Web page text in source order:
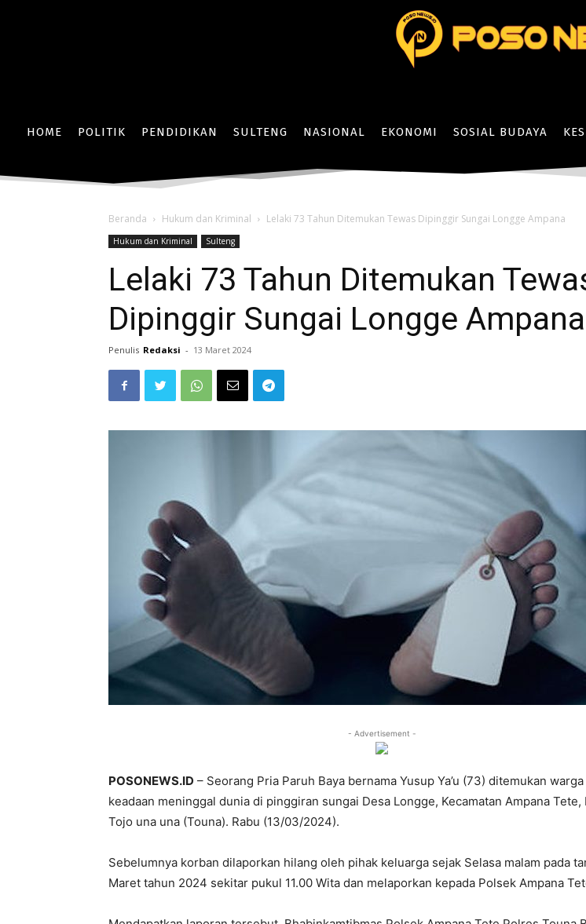
HOME POLITIK PENDIDIKAN SULTENG NASIONAL EKONOMI SOSIAL BUDAYA
Beranda Hukum dan Kriminal Lelaki 73 Tahun Ditemukan Tewas Dipinggir Sungai Longge Ampana
Hukum dan Kriminal Sulteng
Lelaki 73 Tahun Ditemukan
Dipinggir Sungai Longge Ampana
Penulis Redaksi - 13 Maret 2024
- Advertisement -
POSONEWS.ID – Seorang Pria Paruh Baya bernama Yusup Ya’u (73) ditemukan warga
keadaan meninggal dunia di pinggiran sungai Desa Longge, Kecamatan Ampana Tete,
Tojo una una (Touna). Rabu (13/03/2024).
Sebelumnya korban dilaporkan hilang oleh pihak keluarga sejak Selasa malam pada
Maret tahun 2024 sekitar pukul 11.00 Wita dan melaporkan kepada Polsek Ampana